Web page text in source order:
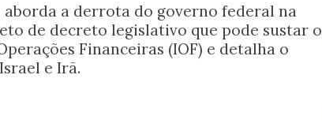
a derrota do governo federal na
de decreto legislativo que pode sustar o
Financeiras (IOF) e detalha o
e Irã.